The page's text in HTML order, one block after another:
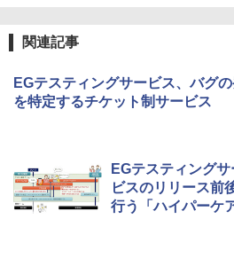
関連記事
EGテスティングサービス、バグ
を特定するチケット制サービス
EGテスティング
ビスのリリース前
行う「ハイパーケ